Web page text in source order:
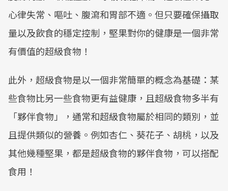
心律失常、嘔吐、腹瀉和胃部不適。但只要確保攝取
量以及飲食的穩定控制，堅果對你的健康是一個非常
有價值的超級食物！
此外，超級食物是以一個非常簡單的概念為基礎：某
些食物比另一些食物更有益健康，且超級食物多半有
「夥伴食物」，通常和超級食物屬於相同的類別，並
且提供類似的營養。例如杏仁、葵花子、胡桃，以及
其他幾種堅果，都是超級食物的夥伴食物，可以搭配
食用！